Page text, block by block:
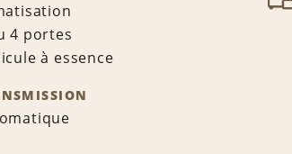
4 portes
à essence